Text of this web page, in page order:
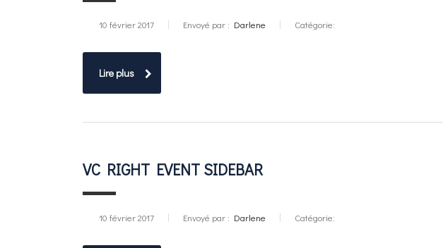
10 février 2017 Envoyé par : Darlene Catégorie:
Lire plus
VC RIGHT EVENT SIDEBAR
10 février 2017 Envoyé par : Darlene Catégorie: